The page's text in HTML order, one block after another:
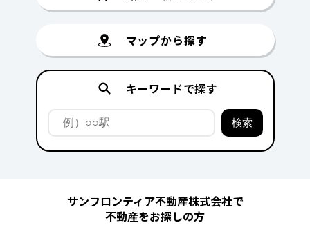
マップから探す
キーワードで探す
サンフロンティア不動産株式会社で
不動産をお探しの方